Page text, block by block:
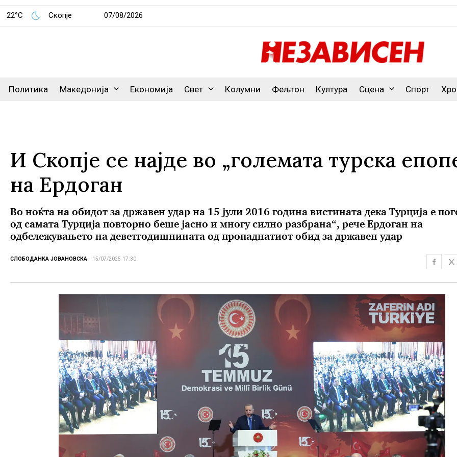
22°C Скопје 07/08/2026
Политика Македонија Економија Свет Колумни Фељтон Култура Сцена Спорт
И Скопје се најде во „големата турска
на Ердоган
Во ноќта на обидот за државен удар на 15 јули 2016 година вистината дека Турција е
од самата Турција повторно беше јасно и многу силно разбрана“, рече Ердоган на
одбележувањето на деветгодишнината од пропаднатиот обид за државен удар
СЛОБОДАНКА ЈОВАНОВСКА 15/07/2025 17:30